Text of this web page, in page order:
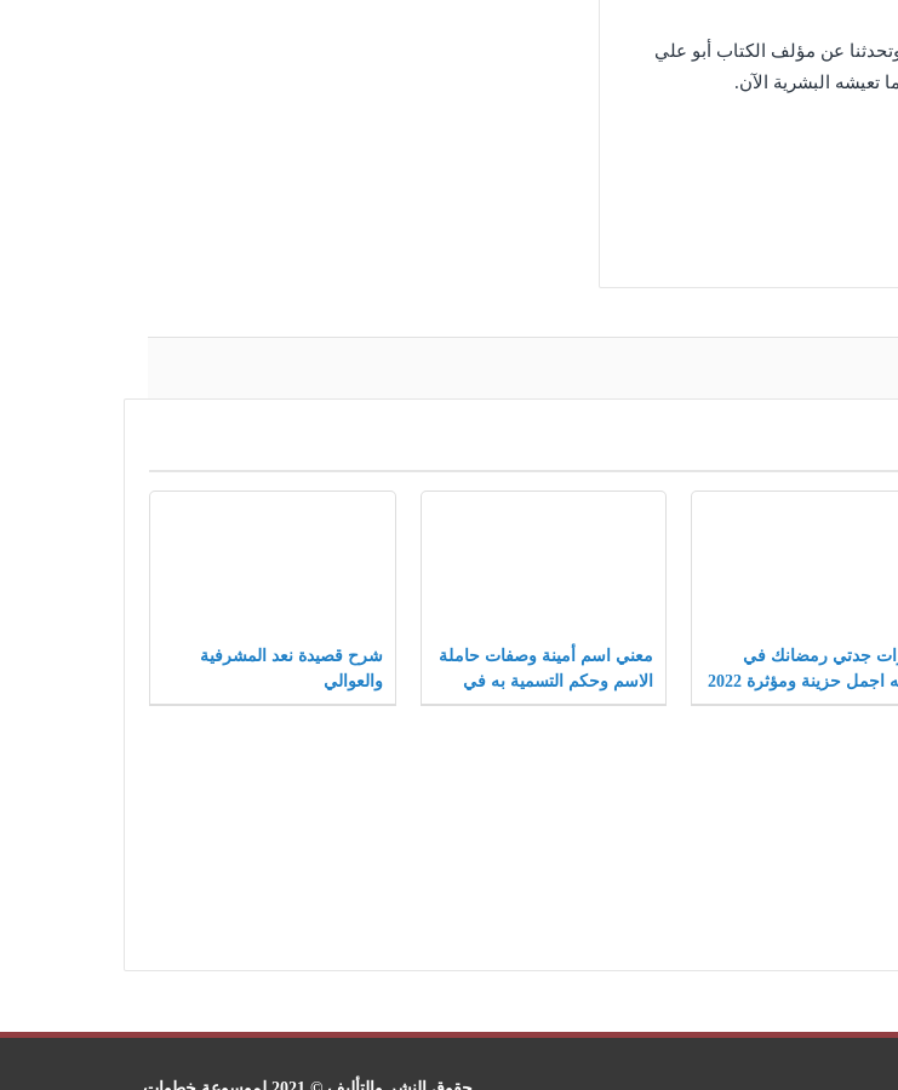
عن مؤلف الكتاب أبو علي
تعيشه البشرية الآن.
جدتي رمضانك في
اجمل حزينة ومؤثرة 2022
معني اسم أمينة وصفات حاملة
الاسم وحكم التسمية به في
الإسلام
شرح قصيدة نعد المشرفية
والعوالي